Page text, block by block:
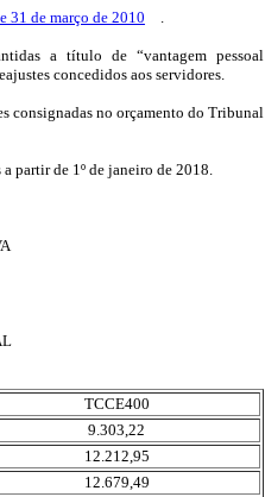
31 de março de 2010 .
a título de “vantagem pessoal
concedidos aos servidores.
consignadas no orçamento do Tribunal
partir de 1º de janeiro de 2018.
TCCE400
9.303,22
12.212,95
12.679,49